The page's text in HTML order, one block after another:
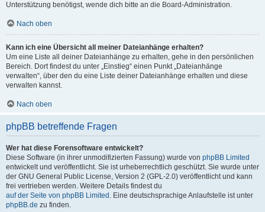
Unterstützung benötigst, wende dich bitte an die Board-Administration.
Nach oben
Kann ich eine Übersicht all meiner Dateianhänge erhalten?
Um eine Liste all deiner Dateianhänge zu erhalten, gehe in den persönlichen
Bereich. Dort findest du unter „Einstieg“ einen Punkt „Dateianhänge
verwalten“, über den du eine Liste deiner Dateianhänge erhalten und diese
verwalten kannst.
Nach oben
phpBB betreffende Fragen
Wer hat diese Forensoftware entwickelt?
Diese Software (in ihrer unmodifizierten Fassung) wurde von phpBB Limited
entwickelt und veröffentlicht. Sie ist urheberrechtlich geschützt. Sie wurde unter
der GNU General Public License, Version 2 (GPL-2.0) veröffentlicht und kann
frei vertrieben werden. Weitere Details findest du
auf der Seite von phpBB Limited . Eine deutschsprachige Anlaufstelle ist unter
phpBB.de zu finden.